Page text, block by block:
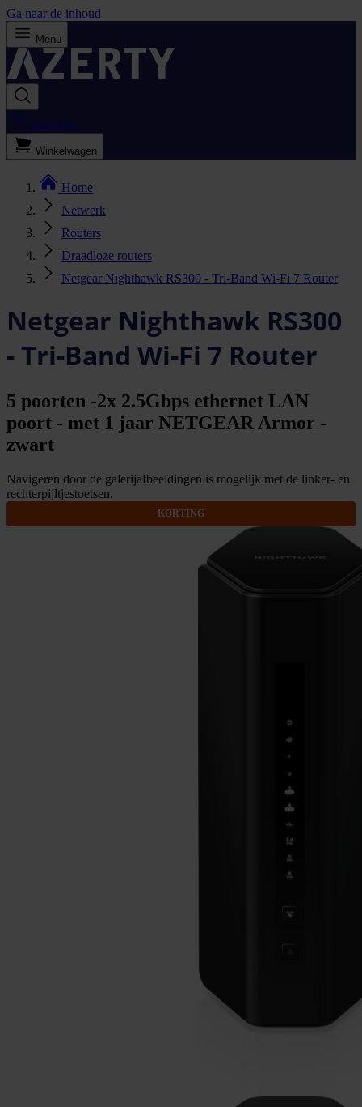
Ga naar de inhoud
Menu
Bestellijst
Winkelwagen
Home
Netwerk
Routers
Draadloze routers
Netgear Nighthawk RS300 - Tri-Band Wi-Fi 7 Router
Netgear Nighthawk RS300
- Tri-Band Wi-Fi 7 Router
5 poorten -2x 2.5Gbps ethernet LAN
poort - met 1 jaar NETGEAR Armor -
zwart
Navigeren door de galerijafbeeldingen is mogelijk met de linker- en
rechterpijltjestoetsen.
KORTING